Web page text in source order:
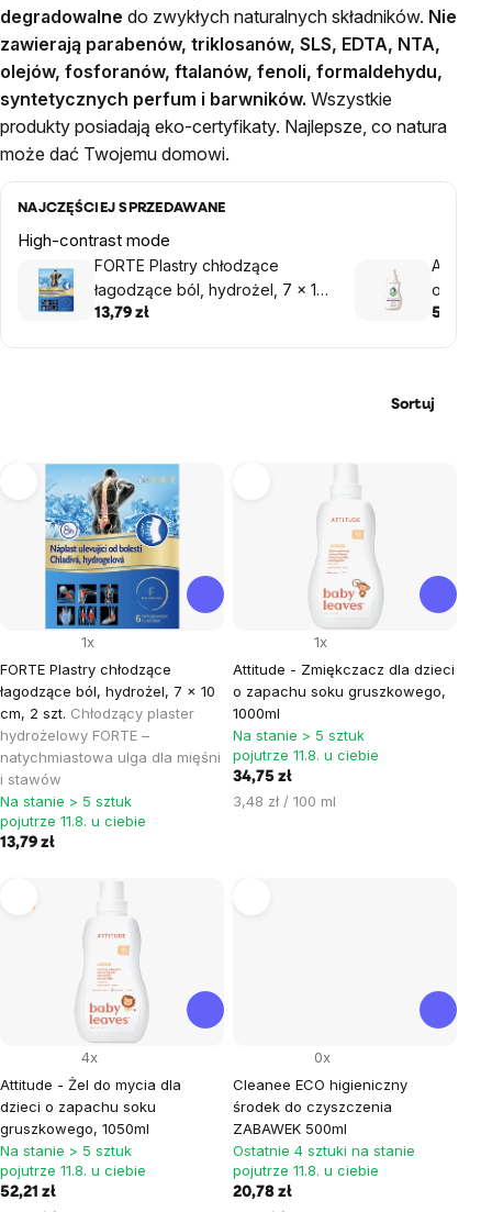
degradowalne do zwykłych naturalnych składników. Nie
zawierają parabenów, triklosanów, SLS, EDTA, NTA,
olejów, fosforanów, ftalanów, fenoli, formaldehydu,
syntetycznych perfum i barwników. Wszystkie
produkty posiadają eko-certyfikaty. Najlepsze, co natura
może dać Twojemu domowi.
NAJCZĘŚCIEJ SPRZEDAWANE
High-contrast mode
FORTE Plastry chłodzące
łagodzące ból, hydrożel, 7 x 10
cm, 2 szt.
13,79 zł
Attitude
o
1050 ml
52,21 zł
Sortuj
Lista
produktów
FORTE Plastry chłodzące
łagodzące ból, hydrożel, 7 x 10
cm, 2 szt. Chłodzący plaster
hydrożelowy FORTE –
natychmiastowa ulga dla mięśni
i stawów
1x
Na stanie > 5 sztuk
pojutrze 11.8. u ciebie
13,79 zł
Attitude - Zmiękczacz dla dzieci
o zapachu soku gruszkowego,
1000ml
1x
Na stanie > 5 sztuk
pojutrze 11.8. u ciebie
34,75 zł
Cena
3,48 zł / 100 ml
Attitude - Żel do mycia dla
dzieci o zapachu soku
gruszkowego, 1050ml
4x
Na stanie > 5 sztuk
pojutrze 11.8. u ciebie
52,21 zł
Cleanee ECO higieniczny
środek do czyszczenia
ZABAWEK 500ml
0x
Ostatnie 4 sztuki na stanie
pojutrze 11.8. u ciebie
20,78 zł